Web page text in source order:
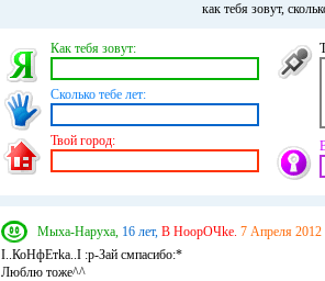
как тебя зовут,
Как тебя зовут:
Сколько тебе лет:
Твой город:
Мыха-Наруха, 16 лет, В НоорОЧke. 7 Апреля 2012
I..КоНфЕтkа..I :p-Зай смпасибо:*
Люблю тоже^^